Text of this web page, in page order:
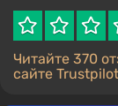
Читайте 370
сайте Trustpilot